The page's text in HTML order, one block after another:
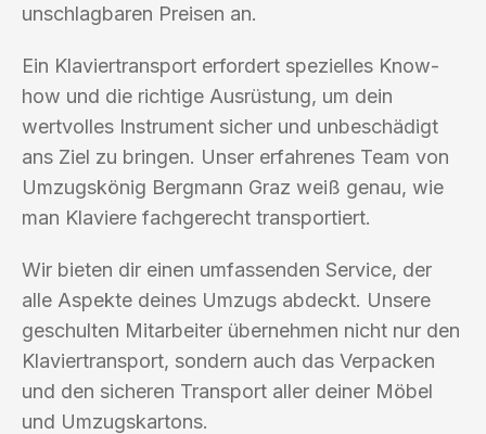
unschlagbaren Preisen an.
Ein Klaviertransport erfordert spezielles Know-
how und die richtige Ausrüstung, um dein
wertvolles Instrument sicher und unbeschädigt
ans Ziel zu bringen. Unser erfahrenes Team von
Umzugskönig Bergmann Graz weiß genau, wie
man Klaviere fachgerecht transportiert.
Wir bieten dir einen umfassenden Service, der
alle Aspekte deines Umzugs abdeckt. Unsere
geschulten Mitarbeiter übernehmen nicht nur den
Klaviertransport, sondern auch das Verpacken
und den sicheren Transport aller deiner Möbel
und Umzugskartons.